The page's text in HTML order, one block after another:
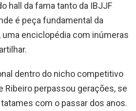
hall da fama tanto da IBJJF
é peça fundamental da
enciclopédia com inúmeras
dentro do nicho competitivo
Ribeiro perpassou gerações, se
com o passar dos anos.